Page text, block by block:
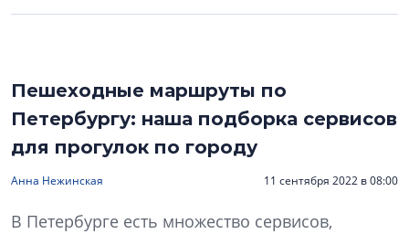
Пешеходные маршруты по
Петербургу: наша подборка сервисов
для прогулок по городу
Анна Нежинская 11 сентября 2022 в 08:00
В Петербурге есть множество сервисов,